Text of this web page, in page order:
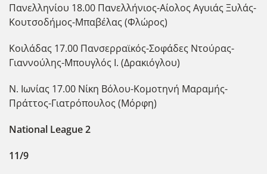
Πανελληνίου 18.00 Πανελλήνιος-Αίολος Αγυιάς Ξυλάς-
Κουτσοδήμος-Μπαβέλας (Φλώρος)
Κοιλάδας 17.00 Πανσερραϊκός-Σοφάδες Ντούρας-
Γιαννούλης-Μπουγλός Ι. (Δρακιόγλου)
Ν. Ιωνίας 17.00 Νίκη Βόλου-Κομοτηνή Μαραμής-
Πράττος-Γιατρόπουλος (Μόρφη)
National League2
11/9